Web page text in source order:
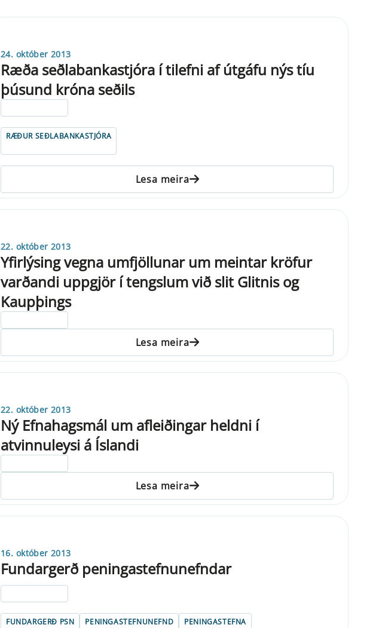
24. október 2013
Ræða seðlabankastjóra í tilefni af útgáfu nýs tíu
þúsund króna seðils
RÆÐUR SEÐLABANKASTJÓRA
Lesa meira
22. október 2013
Yfirlýsing vegna umfjöllunar um meintar kröfur
varðandi uppgjör í tengslum við slit Glitnis og
Kaupþings
Lesa meira
22. október 2013
Ný Efnahagsmál um afleiðingar heldni í
atvinnuleysi á Íslandi
Lesa meira
16. október 2013
Fundargerð peningastefnunefndar
FUNDARGERÐ PSN PENINGASTEFNUNEFND PENINGASTEFNA